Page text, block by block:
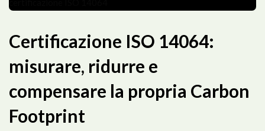
Certificazione ISO 14064:
misurare, ridurre e
compensare la propria Carbon
Footprint